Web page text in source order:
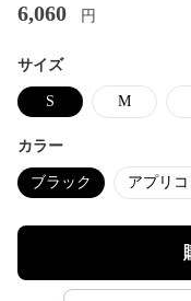
6,060 円
サイズ
S M
カラー
ブラック アプリコ